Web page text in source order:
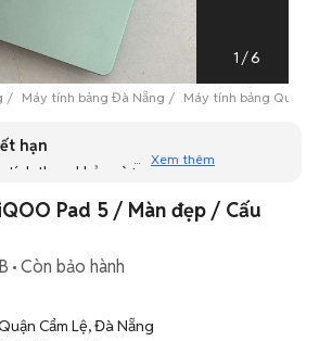
1 /6
Máy tính bảng Đà Nẵng Máy tính bảng Quận
hạn
tính tham khảo và bạn không thể liên hệ
đây nhé!
Xem thêm
Pad 5 / Màn đẹp / Cấu
Còn bảo hành
Cẩm Lệ, Đà Nẵng